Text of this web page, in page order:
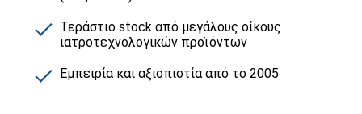
Τεράστιο stock από μεγάλους οίκους
ιατροτεχνολογικών προϊόντων
Εμπειρία και αξιοπιστία από το 2005